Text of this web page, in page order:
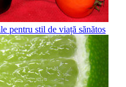
pentru stil de viață sănătos